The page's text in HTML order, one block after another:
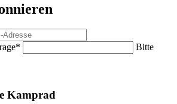
*
Bitte
Kamprad